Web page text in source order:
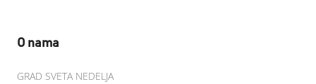
O nama
GRAD SVETA NEDELJA